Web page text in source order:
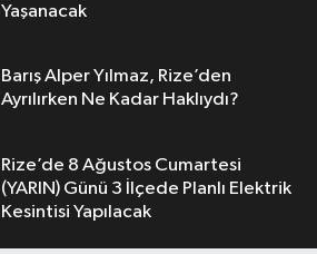
Yaşanacak
Barış Alper Yılmaz, Rize’den
Ayrılırken Ne Kadar Haklıydı?
Rize’de 8 Ağustos Cumartesi
(YARIN) Günü 3 İlçede Planlı Elektrik
Kesintisi Yapılacak